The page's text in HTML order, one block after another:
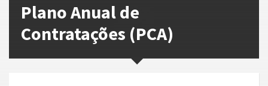
Plano Anual de
Contratações (PCA)